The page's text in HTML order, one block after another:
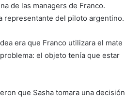
de las managers de Franco.
representante del piloto argentino.
era que Franco utilizara el mate
el objeto tenía que estar
que Sasha tomara una decisión